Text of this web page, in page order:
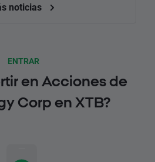
noticias
ENTRAR
en Acciones de
Corp en XTB?